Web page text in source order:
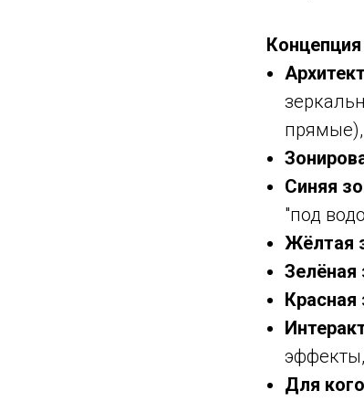
Синяя
"под
Жёлтая
Зелёная
Красная
Для